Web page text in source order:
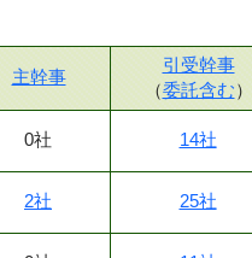
主幹事
引受幹事
（委託含む）
0社 14社
2社 25社